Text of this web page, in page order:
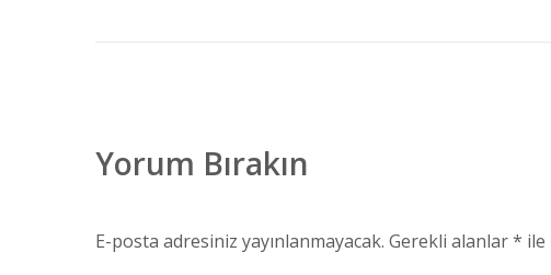
Yorum Bırakın
E-posta adresiniz yayınlanmayacak. Gerekli alanlar* ile